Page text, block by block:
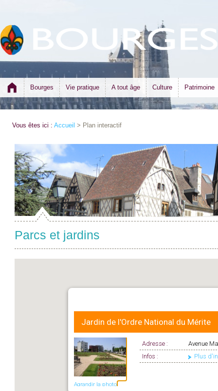
Bourges Vie pratique A tout âge Culture Patrimoine
Vous êtes ici : Accueil > Plan interactif
Parcs et jardins
Jardin de l'Ordre National du Mérite
Agrandir la photo
Adresse :
Avenue
Infos :
Plus